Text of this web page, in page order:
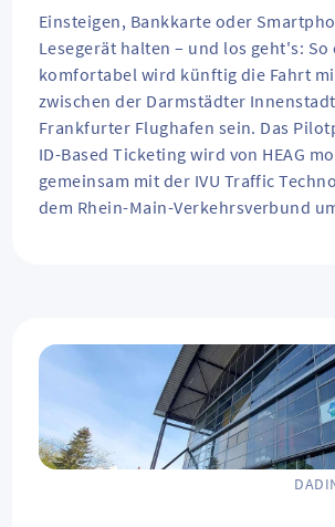
Einsteigen, Bankkarte oder
Lesegerät halten – und los geht's:
komfortabel wird künftig die Fahrt
zwischen der Darmstädter
Frankfurter Flughafen sein. Das
ID-Based Ticketing wird von HEAG
gemeinsam mit der IVU Traffic
dem Rhein-Main-Verkehrsverbund